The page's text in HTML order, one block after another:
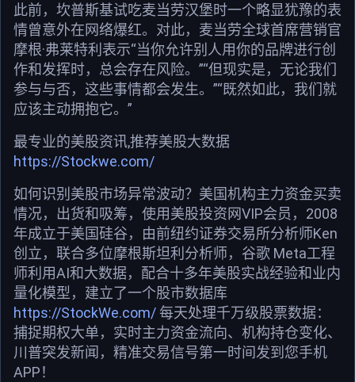
此前，坎普斯基试吃麦当劳汉堡时一个略显犹豫的表
情曾意外在网络爆红。对此，麦当劳全球首席营销官
摩根·弗莱特利表示“当你允许别人用你的品牌进行创
作和发挥时，总会存在风险。”“但现实是，无论我们
参与与否，这些事情都会发生。”“既然如此，我们就
应该主动拥抱它。”
最专业的美股资讯,推荐美股大数据
https://Stockwe.com/
如何识别美股市场异常波动？美国机构主力资金买卖
情况，出货和吸筹，使用美股投资网VIP会员，2008
年成立于美国硅谷，由前纽约证券交易所分析师Ken
创立，联合多位摩根斯坦利分析师，谷歌 Meta工程
师利用AI和大数据，配合十多年美股实战经验和业内
量化模型，建立了一个股市数据库
https://StockWe.com/每天处理千万级股票数据：
捕捉期权大单，实时主力资金流向、机构持仓变化、
川普突发新闻，精准交易信号第一时间发到您手机
APP！